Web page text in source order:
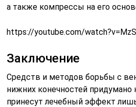
а также компрессы на его
https://youtube.com/
Заключение
Средств и методов борьбы с
нижних конечностей придумано
принесут лечебный эффект